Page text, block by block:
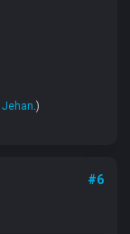
Jehan.)
#6